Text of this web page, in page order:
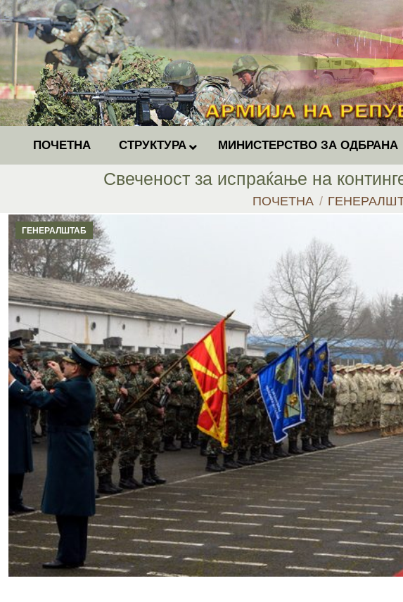
ПОЧЕТНА СТРУКТУРА МИНИСТЕРСТВО ЗА ОДБРАНА
Свеченост за испраќање на
You are here:
ПОЧЕТНА
ГЕНЕРАЛШТАБ